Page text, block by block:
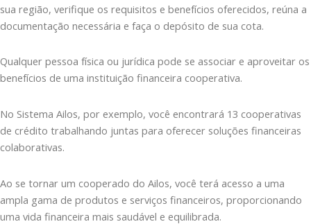
sua região, verifique os requisitos e benefícios oferecidos, reúna a
documentação necessária e faça o depósito de sua cota.
Qualquer pessoa física ou jurídica pode se associar e aproveitar os
benefícios de uma instituição financeira cooperativa.
No Sistema Ailos, por exemplo, você encontrará 13 cooperativas
de crédito trabalhando juntas para oferecer soluções financeiras
colaborativas.
Ao se tornar um cooperado do Ailos, você terá acesso a uma
ampla gama de produtos e serviços financeiros, proporcionando
uma vida financeira mais saudável e equilibrada.